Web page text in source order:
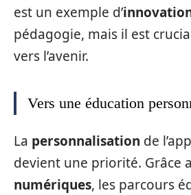
est un exemple d’
pédagogie, mais il est
vers l’avenir.
Vers une éducation
La personnalisation de
devient une priorité. Grâce
numériques, les parcours